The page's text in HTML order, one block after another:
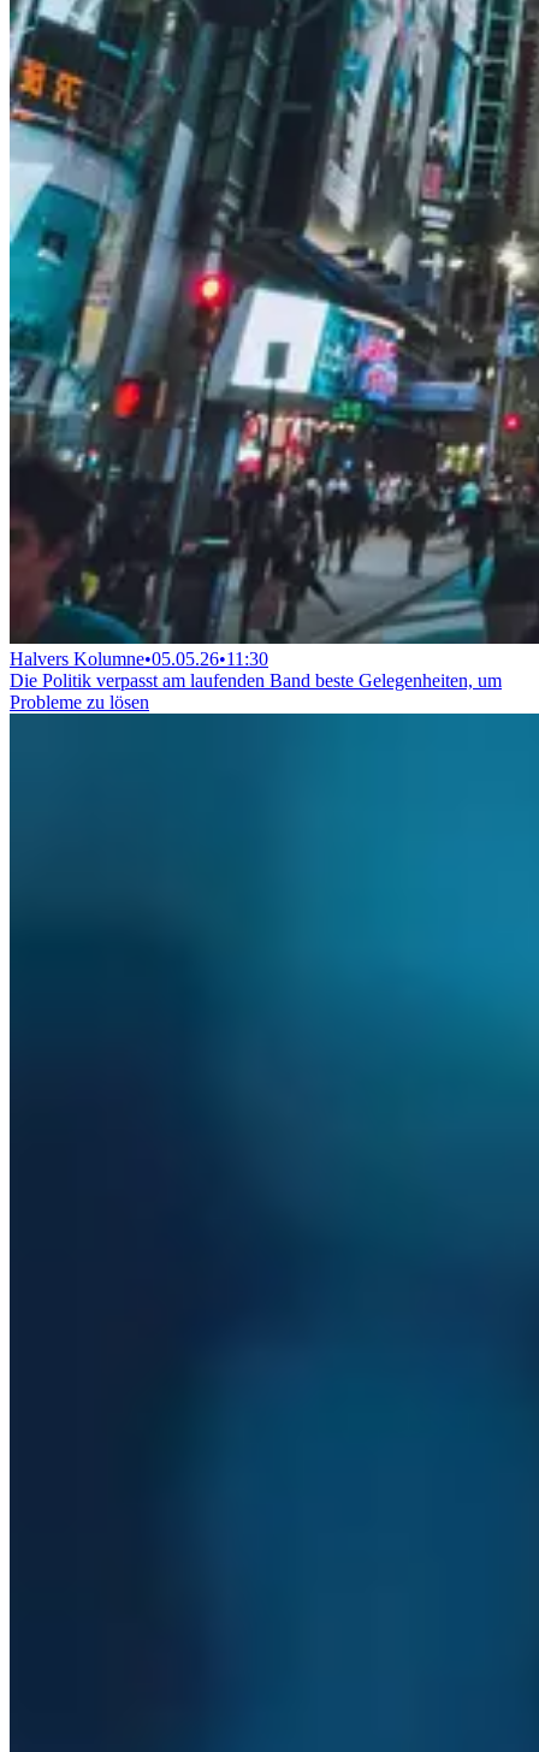
Halvers Kolumne•05.05.26•11:30
Die Politik verpasst am laufenden Band beste Gelegenheiten, um
Probleme zu lösen